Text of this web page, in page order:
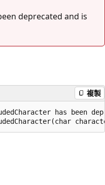
deprecated and is
複製
has been